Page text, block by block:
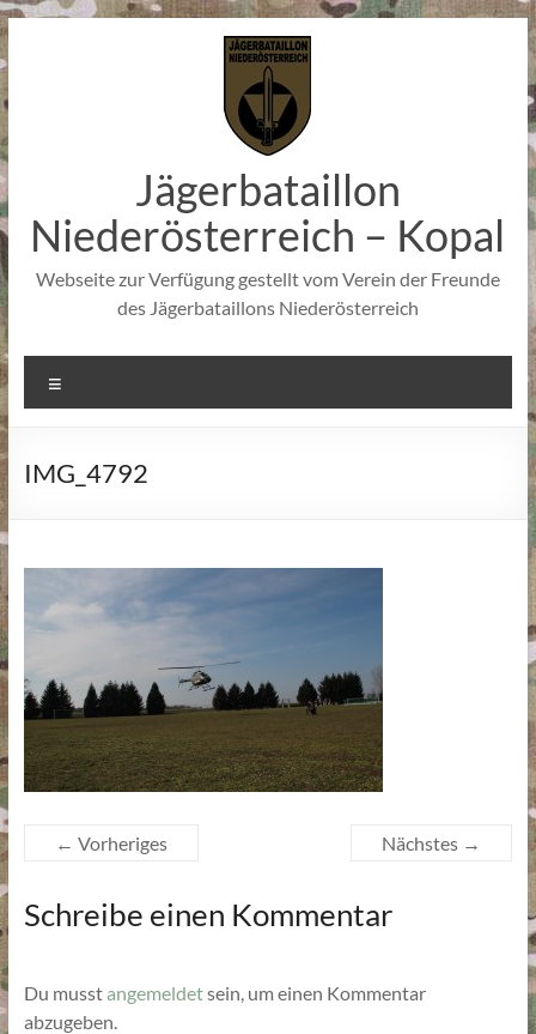
Zum
springen
Jägerbataillon
Niederösterreich – Kopal
Webseite zur Verfügung gestellt vom Verein der Freunde
des Jägerbataillons Niederösterreich
IMG_4792
← Vorheriges Nächstes →
Schreibe einen Kommentar
Du musstangemeldetsein, um einen Kommentar
abzugeben.